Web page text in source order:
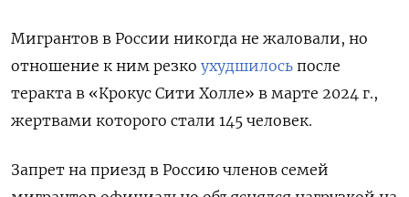
Мигрантов в России никогда не жаловали, но
отношение к ним резко ухудшилось после
теракта в «Крокус Сити Холле» в марте 2024 г.,
жертвами которого стали 145 человек.
Запрет на приезд в Россию членов семей